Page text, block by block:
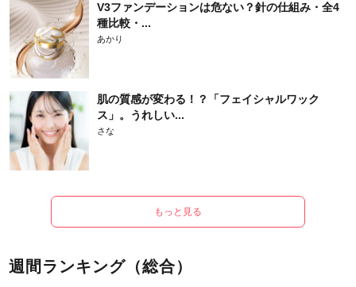
V3ファンデーションは危ない？針の仕組み・全4
種比較・...
あかり
肌の質感が変わる！？「フェイシャルワック
ス」。うれしい...
さな
もっと見る
週間ランキング（総合）